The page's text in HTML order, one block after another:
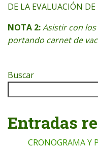
DE LA EVALUACIÓN DE
NOTA 2:Asistir con
portando carnet de
Buscar
Entradas
CRONOGRAMA Y